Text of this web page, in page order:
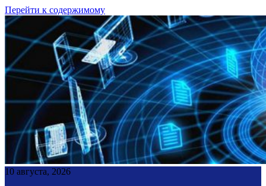
Перейти к содержимому
10 августа, 2026